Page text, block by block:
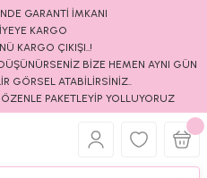
GARANTİ İMKANI
KARGO
KARGO ÇIKIŞI..!
BİZE HEMEN AYNI GÜN
GÖRSEL ATABİLİRSİNİZ..
PAKETLEYİP YOLLUYORUZ